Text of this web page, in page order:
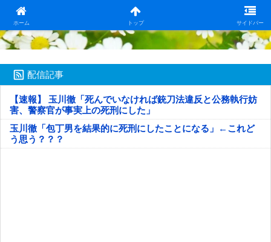
ホーム トップ サイドバー
日本第一！ニュース録
配信記事
【速報】 玉川徹「死んでいなければ銃刀法違反と公務執行妨
害、警察官が事実上の死刑にした」
玉川徹「包丁男を結果的に死刑にしたことになる」←これど
う思う？？？